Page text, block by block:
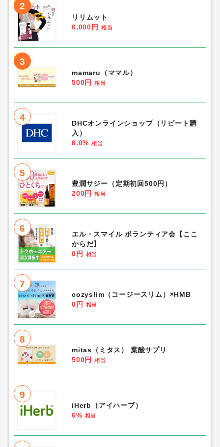
2
リリムット
6,000円
相当
3
mamaru（ママル）
500円
相当
4
DHCオンラインショップ（リピート購
入）
6.0% 相当
5
豊潤サジー（定期初回500円）
200円
相当
6
エル・スマイル ボランティア会【ここ
からだ】
0円
相当
7
cozyslim（コージースリム）×HMB
0円
相当
8
mitas（ミタス） 葉酸サプリ
500円
相当
9
iHerb（アイハーブ）
6% 相当